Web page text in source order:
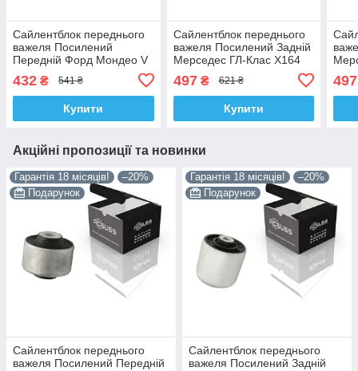
Сайлентблок переднього
важеля Посилений
Передній Форд Мондео V
ACSUSS! FE175978 ,
TD1820W
432 ₴ 541 ₴
Купити
Сайлентблок переднього
важеля Посилений Задній
Мерседес ГЛ-Клас Х164
ACSUSS! 35919 , FE40596
, TD1818W
497₴ 621 ₴
Купити
,
497
Акційні пропозиції та новинки
Гарантія 18 місяців!
–20%
Подарунок
Сайлентблок переднього
важеля Посилений Передній
Гарантія 18 місяців!
–20%
Подарунок
Сайлентблок переднього
важеля Посилений Задній